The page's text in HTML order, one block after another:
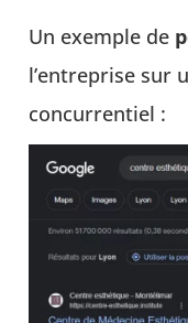
Un exemple de
l’entreprise sur
concurrentiel :